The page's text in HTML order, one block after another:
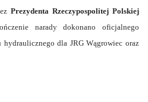
Prezydenta Rzeczypospolitej Polskiej
narady dokonano oficjalnego
hydraulicznego dla JRG Wągrowiec oraz